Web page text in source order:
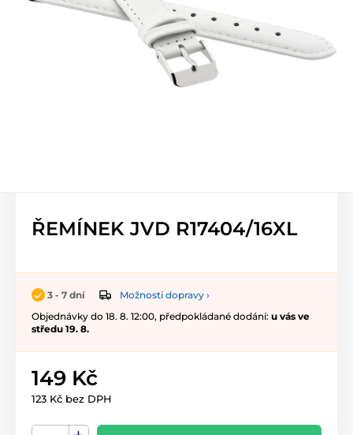
ŘEMÍNEK JVD R17404/16XL
3 - 7 dní
Možnosti dopravy ›
Objednávky do 18. 8. 12:00, předpokládané dodání: u vás ve
středu 19. 8.
149 Kč
123 Kč bez DPH